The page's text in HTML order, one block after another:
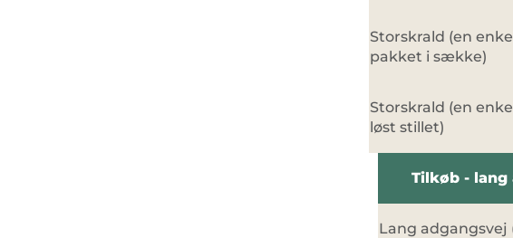
Storskrald (en
pakket i sække)
Storskrald (en
løst stillet)
Tilkøb - lang
Lang adgangsvej